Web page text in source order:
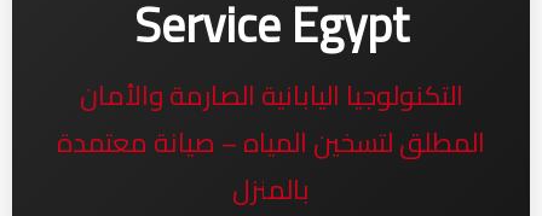
Service Egypt
التكنولوجيا اليابانية الصارمة والأمان
المطلق لتسخين المياه – صيانة معتمدة
بالمنزل